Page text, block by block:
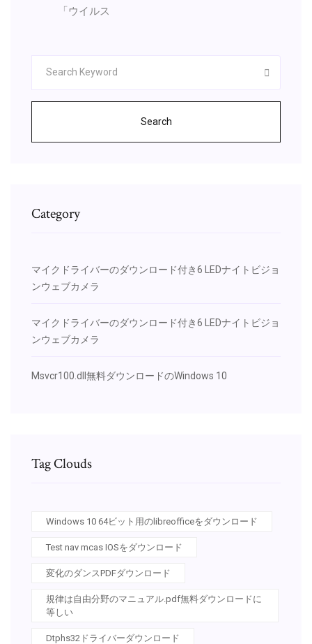
「ウイルス
Search
Category
マイクドライバーのダウンロード付き6 LEDナイトビジョ
ンウェブカメラ
マイクドライバーのダウンロード付き6 LEDナイトビジョ
ンウェブカメラ
Msvcr100.dll無料ダウンロードのWindows 10
Tag Clouds
Windows 10 64ビット用のlibreofficeをダウンロード
Test nav mcas IOSをダウンロード
変化のダンスPDFダウンロード
規律は自由分野のマニュアル.pdf無料ダウンロードに
等しい
Dtphs32ドライバーダウンロード